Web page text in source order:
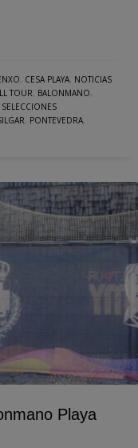
, CESA PLAYA, NOTICIAS
TOUR, BALONMANO,
, PONTEVEDRA,
Playa